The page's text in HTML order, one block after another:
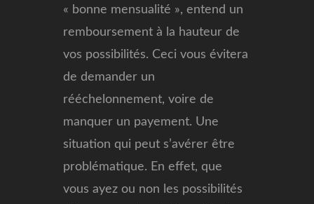
« bonne mensualité », entend un
remboursement à la hauteur de
vos possibilités. Ceci vous évitera
de demander un
rééchelonnement, voire de
manquer un payement. Une
situation qui peut s’avérer être
problématique. En effet, que
vous ayez ou non les possibilités